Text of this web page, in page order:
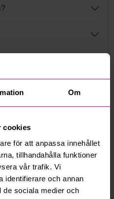
Om
cookies
för att anpassa innehållet
tillhandahålla funktioner
vår trafik. Vi
identifierare och annan
de sociala medier och